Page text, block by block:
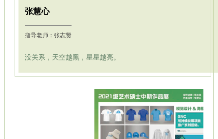
张慧心
指导老师：张志贤
没关系，天空越黑，星星越亮。